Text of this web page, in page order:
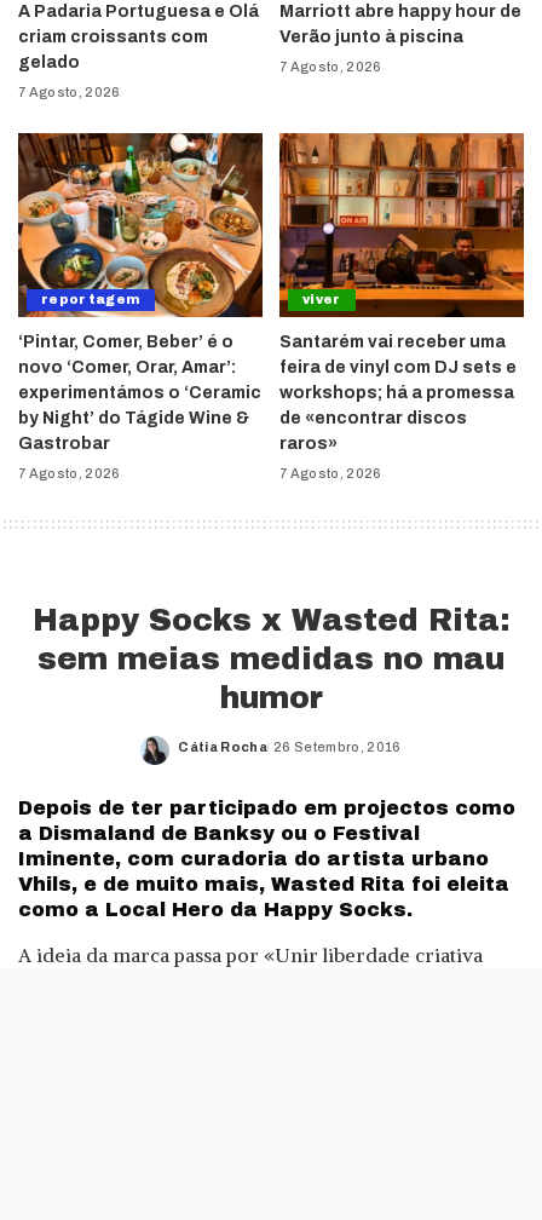
A Padaria Portuguesa e Olá
criam croissants com
gelado
7 Agosto, 2026
Marriott abre happy hour de
Verão junto à piscina
7 Agosto, 2026
reportagem
‘Pintar, Comer, Beber’ é o
novo ‘Comer, Orar, Amar’:
experimentámos o ‘Ceramic
by Night’ do Tágide Wine &
Gastrobar
7 Agosto, 2026
viver
Santarém vai receber uma
feira de vinyl com DJ sets e
workshops; há a promessa
de «encontrar discos
raros»
7 Agosto, 2026
Happy Socks x Wasted Rita:
sem meias medidas no mau
humor
Posted
Cátia Rocha 26 Setembro, 2016
Depois de ter participado em projectos como
a Dismaland de Banksy ou o Festival
Iminente, com curadoria do artista urbano
Vhils, e de muito mais, Wasted Rita foi eleita
como a Local Hero da Happy Socks.
A ideia da marca passa por «Unir liberdade criativa